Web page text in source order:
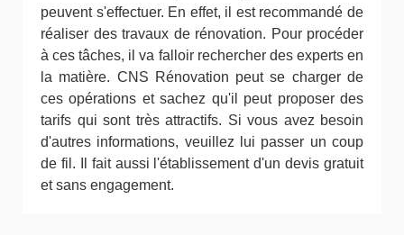
peuvent s'effectuer. En effet, il est recommandé de
réaliser des travaux de rénovation. Pour procéder
à ces tâches, il va falloir rechercher des experts en
la matière. CNS Rénovation peut se charger de
ces opérations et sachez qu'il peut proposer des
tarifs qui sont très attractifs. Si vous avez besoin
d'autres informations, veuillez lui passer un coup
de fil. Il fait aussi l'établissement d'un devis gratuit
et sans engagement.